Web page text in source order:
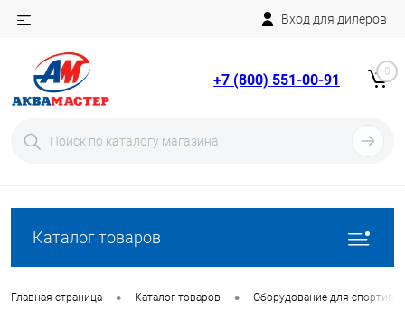
Вход для дилеров
+7 (800) 551-00-91 0
Каталог товаров
Главная страница • Каталог товаров • Оборудование для